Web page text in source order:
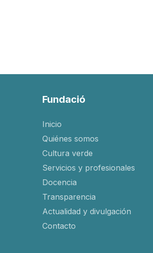
Fundació
Inicio
Quiénes somos
Cultura verde
Servicios y profesionales
Docencia
Transparencia
Actualidad y divulgación
Contacto